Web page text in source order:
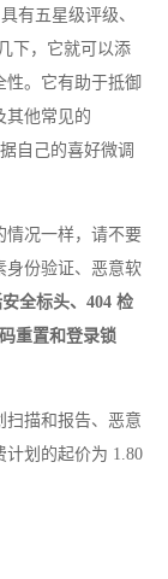
有五星级评级、
下，它就可以添
。它有助于抵御
其他常见的
自己的喜好微调
情况一样，请不要
身份验证、恶意软
全标头、404 检
重置和登录锁
扫描和报告、恶意
划的起价为 1.80